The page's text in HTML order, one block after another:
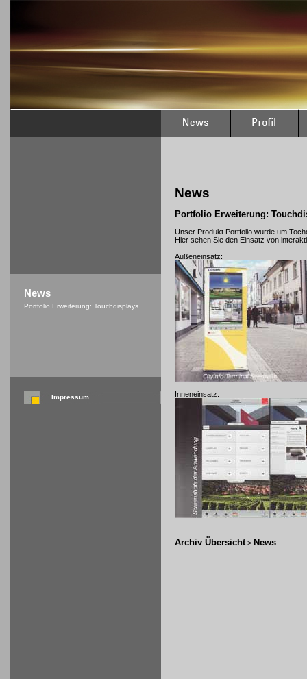
News
Portfolio Erweiterung:
Unser Produkt Portfolio wurde um
Hier sehen Sie den Einsatz von
Außeneinsatz:
Inneneinsatz:
Archiv Übersicht > News
News
Portfolio Erweiterung: Touchdisplays
Impressum